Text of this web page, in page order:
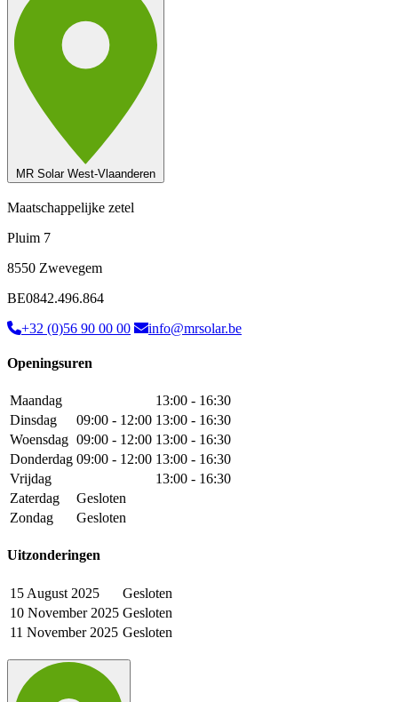
MR Solar West-Vlaanderen
Maatschappelijke zetel
Pluim 7
8550 Zwevegem
BE0842.496.864
+32 (0)56 90 00 00
info@mrsolar.be
Openingsuren
Maandag
13:00 - 16:30
Dinsdag
09:00 - 12:00 13:00 - 16:30
Woensdag 09:00 - 12:00 13:00 - 16:30
Donderdag 09:00 - 12:00 13:00 - 16:30
Vrijdag
13:00 - 16:30
Zaterdag
Gesloten
Zondag
Gesloten
Uitzonderingen
15 August 2025
Gesloten
10 November 2025 Gesloten
11 November 2025 Gesloten